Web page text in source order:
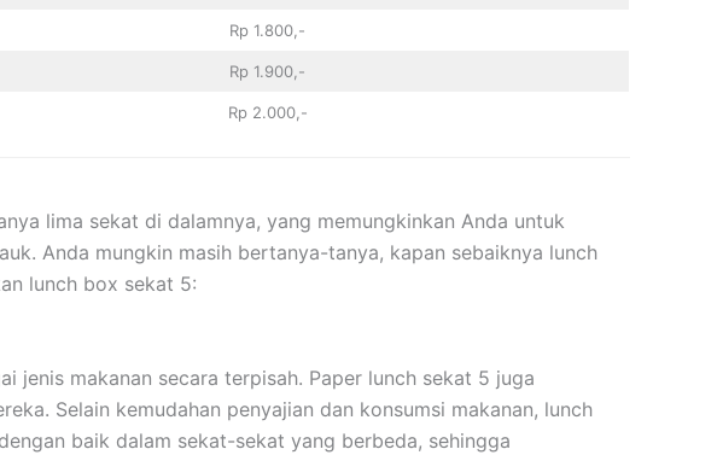
Rp 1.800,-
Rp 1.900,-
Rp 2.000,-
lima sekat di dalamnya, yang memungkinkan Anda untuk
Anda mungkin masih bertanya-tanya, kapan sebaiknya lunch
lunch box sekat 5:
jenis makanan secara terpisah. Paper lunch sekat 5 juga
Selain kemudahan penyajian dan konsumsi makanan, lunch
baik dalam sekat-sekat yang berbeda, sehingga